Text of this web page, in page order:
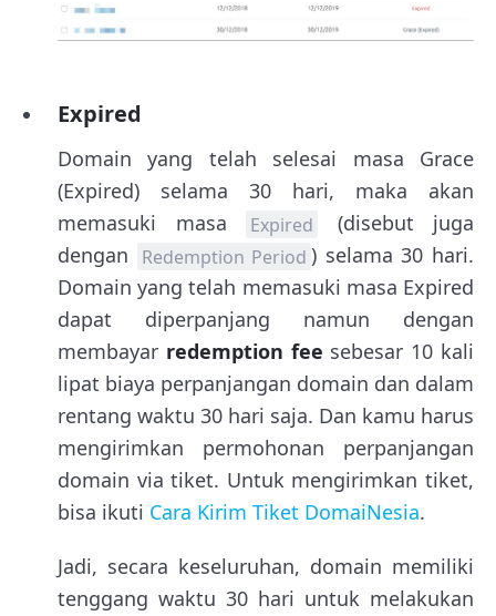
Expired
Domain yang telah selesai masa Grace
(Expired) selama 30 hari, maka akan
memasuki masa
Expired
(disebut juga
dengan
Redemption Period ) selama 30 hari.
Domain yang telah memasuki masa Expired
dapat diperpanjang namun dengan
membayar redemption fee sebesar 10 kali
lipat biaya perpanjangan domain dan dalam
rentang waktu 30 hari saja. Dan kamu harus
mengirimkan permohonan perpanjangan
domain via tiket. Untuk mengirimkan tiket,
bisa ikuti Cara Kirim Tiket DomaiNesia.
Jadi, secara keseluruhan, domain memiliki
tenggang waktu 30 hari untuk melakukan